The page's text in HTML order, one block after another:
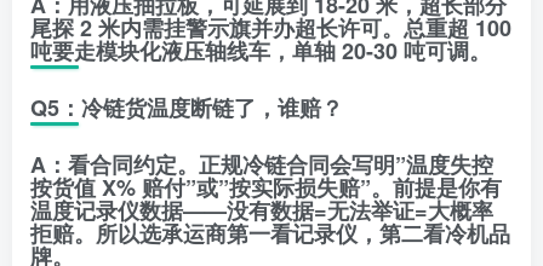
尾探 2 米内需挂警示旗并办超长许可。总重超 100
吨要走模块化液压轴线车，单轴 20-30 吨可调。
Q5：冷链货温度断链了，谁赔？
A：看合同约定。正规冷链合同会写明”温度失控
按货值 X% 赔付”或”按实际损失赔”。前提是你有
温度记录仪数据——没有数据=无法举证=大概率
拒赔。所以选承运商第一看记录仪，第二看冷机品
牌。